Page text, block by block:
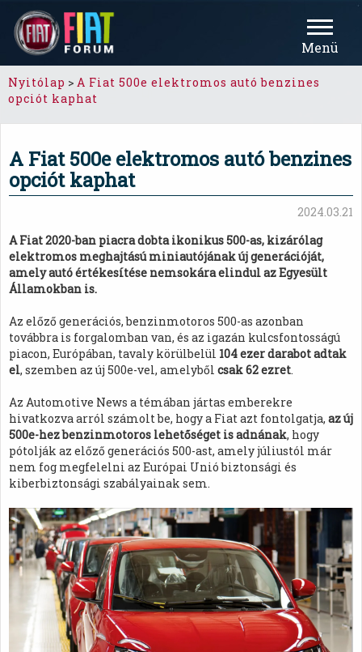
Menü
Nyitólap > A Fiat 500e elektromos autó benzines
opciót kaphat
A Fiat 500e elektromos autó benzines
opciót kaphat
2024.03.21
A Fiat 2020-ban piacra dobta ikonikus 500-as, kizárólag
elektromos meghajtású miniautójának új generációját,
amely autó értékesítése nemsokára elindul az Egyesült
Államokban is.
Az előző generációs, benzinmotoros 500-as azonban
továbbra is forgalomban van, és az igazán kulcsfontosságú
piacon, Európában, tavaly körülbelül 104 ezer darabot adtak
el, szemben az új 500e-vel, amelyből csak 62 ezret.
Az Automotive News a témában jártas emberekre
hivatkozva arról számolt be, hogy a Fiat azt fontolgatja, az új
500e-hez benzinmotoros lehetőséget is adnának, hogy
pótolják az előző generációs 500-ast, amely júliustól már
nem fog megfelelni az Európai Unió biztonsági és
kiberbiztonsági szabályainak sem.